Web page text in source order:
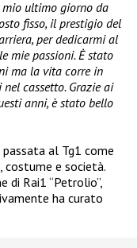
ultimo giorno da
fisso, il prestigio del
per dedicarmi al
mie passioni. Ė stato
ma la vita corre in
cassetto. Grazie ai
anni, è stato bello
al Tg1 come
costume e società.
Rai1 “Petrolio”,
ha curato